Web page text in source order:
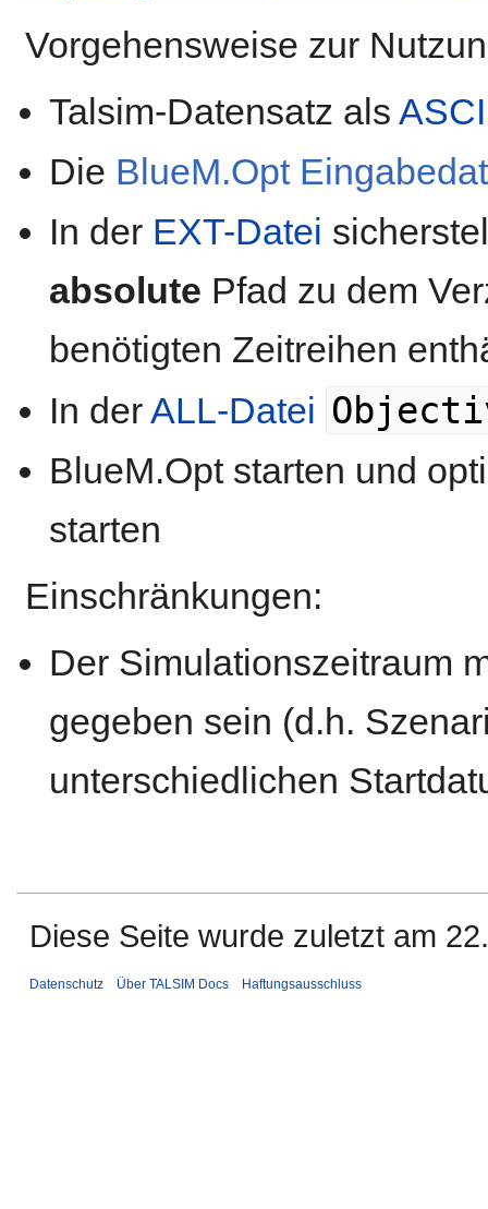
Vorgehensweise zur
Talsim-Datensatz als
Die BlueM.Opt
In der EXT-Datei
absolute Pfad zu dem
benötigten Zeitreihen
In derALL-Datei
BlueM.Opt starten und
starten
Einschränkungen:
Der Simulationszeitraum
gegeben sein (d.h.
unterschiedlichen
Diese Seite wurde zuletzt am
Datenschutz Über TALSIM Docs Haftungsausschluss